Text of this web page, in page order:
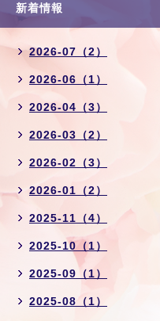
新着情報
2026-07（2）
2026-06（1）
2026-04（3）
2026-03（2）
2026-02（3）
2026-01（2）
2025-11（4）
2025-10（1）
2025-09（1）
2025-08（1）